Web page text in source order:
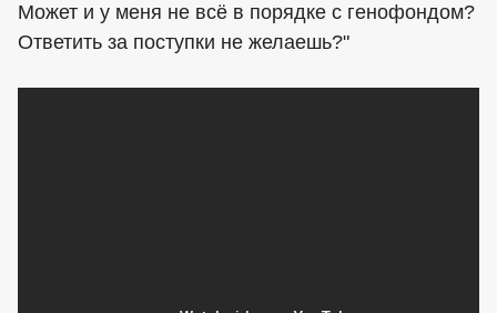
Может и у меня не всё в порядке с генофондом?
Ответить за поступки не желаешь?"